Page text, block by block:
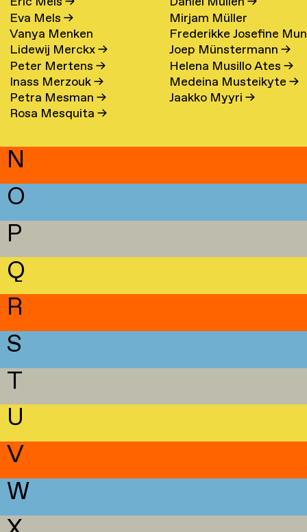
Eva Mels→
Vanya Menken
Lidewij Merckx→
Peter Mertens→
Inass Merzouk→
Petra Mesman→
Rosa Mesquita→
Mirjam Müller
Frederikke Josefine
Eefsen→
Joep Münstermann→
Helena Musillo Ates→
Medeina Musteikyte→
Jaakko Myyri→
N
O
P
Q
R
S
T
U
V
W